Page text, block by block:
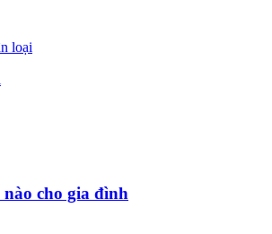
loại
cho gia đình